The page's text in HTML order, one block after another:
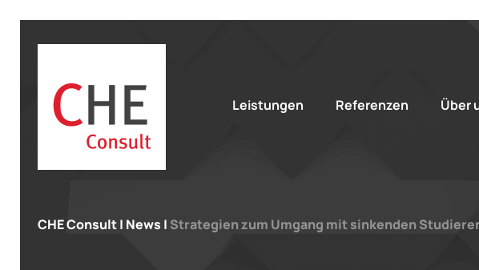
Leistungen Referenzen Über
CHE Consult| News | Strategien zum Umgang mit sinkenden